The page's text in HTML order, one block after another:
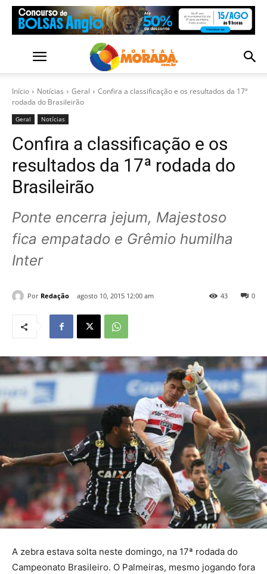
Início Notícias Geral
Confira a classificação e os resultados da 17ª
rodada do Brasileirão
Geral Notícias
Confira a classificação e os
resultados da 17ª rodada do
Brasileirão
Ponte encerra jejum, Majestoso
fica empatado e Grêmio humilha
Inter
Por Redação agosto 10, 2015 12:00 am 0
43
A zebra estava solta neste domingo, na 17ª rodada do
Campeonato Brasileiro. O Palmeiras, mesmo jogando fora